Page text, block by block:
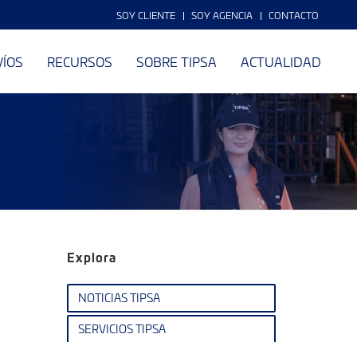
SOY CLIENTE SOY AGENCIA CONTACTO
RECURSOS SOBRE TIPSA ACTUALIDAD
Explora
NOTICIAS TIPSA
SERVICIOS TIPSA